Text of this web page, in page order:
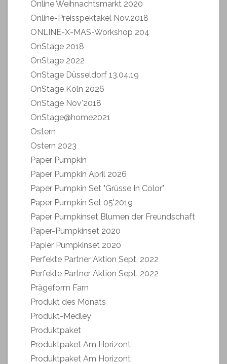
Online Weihnachtsmarkt 2020
Online-Preisspektakel Nov.2018
ONLINE-X-MAS-Workshop 204
OnStage 2018
OnStage 2022
OnStage Düsseldorf 13.04.19
OnStage Köln 2026
OnStage Nov'2018
OnStage@home2021
Ostern
Ostern 2023
Paper Pumpkin
Paper Pumpkin April 2026
Paper Pumpkin Set "Grüsse In Color"
Paper Pumpkin Set 05'2019
Paper Pumpkinset Blumen der Freundschaft
Paper-Pumpkinset 2020
Papier Pumpkinset 2020
Perfekte Partner Aktion Sept. 2022
Perfekte Partner Aktion Sept. 2022
Prägeform Farn
Produkt des Monats
Produkt-Medley
Produktpaket
Produktpaket Am Horizont
Produktpaket Am Horizont